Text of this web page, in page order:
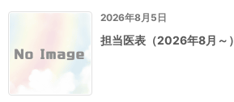
2026年8月5日
担当医表（2026年8月～）